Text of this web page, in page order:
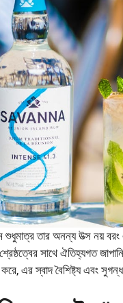
শুধুমাত্র তার অনন্য উত্স নয়
সাথে ঐতিহ্যগত
এর স্বাদ বৈশিষ্ট্য এবং